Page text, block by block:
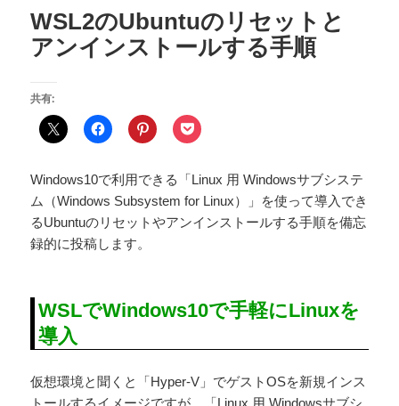
WSL2のUbuntuのリセットと
アンインストールする手順
共有:
Windows10で利用できる「Linux 用 Windowsサブシステ
ム（Windows Subsystem for Linux）」を使って導入でき
るUbuntuのリセットやアンインストールする手順を備忘
録的に投稿します。
WSLでWindows10で手軽にLinuxを
導入
仮想環境と聞くと「Hyper-V」でゲストOSを新規インス